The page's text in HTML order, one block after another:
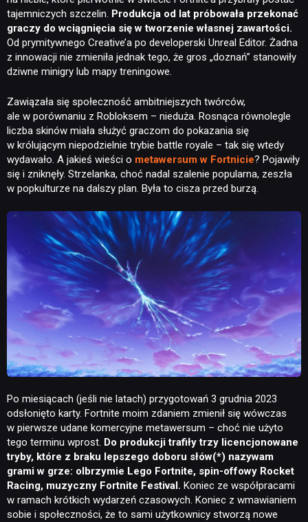
tajemniczych szczelin. Produkcja od lat próbowała przekonać
graczy do wciągnięcia się w tworzenie własnej zawartości.
Od prymitywnego Creative’a po developerski Unreal Editor. Żadna
z innowacji nie zmieniła jednak tego, że gros „doznań” stanowiły
dziwne minigry lub mapy treningowe.
Zawiązała się społeczność ambitniejszych twórców,
ale w porównaniu z Robloksem – nieduża. Rosnąca równolegle
liczba skinów miała służyć graczom do pokazania się
w królującym niepodzielnie trybie battle royale – tak się wtedy
wydawało. A jakieś wieści o metawersum w Fortnicie? Pojawiły
się i zniknęły. Strzelanka, choć nadal szalenie popularna, zeszła
w popkulturze na dalszy plan. Była to cisza przed burzą.
Po miesiącach (jeśli nie latach) przygotowań 3 grudnia 2023
odsłonięto karty. Fortnite moim zdaniem zmienił się wówczas
w pierwsze udane komercyjne metawersum – choć nie użyto
tego terminu wprost. Do produkcji trafiły trzy licencjonowane
tryby, które z braku lepszego doboru słów(*) nazywam
grami w grze: olbrzymie Lego Fortnite, spin-offowy Rocket
Racing, muzyczny Fortnite Festival. Koniec ze współpracami
w ramach krótkich wydarzeń czasowych. Koniec z wmawianiem
sobie i społeczności, że to sami użytkownicy stworzą nowe